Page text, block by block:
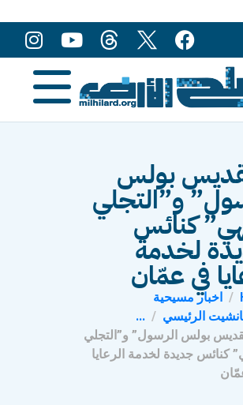
بولس
و”التجلي
كنائس
لخدمة
في عمّان
اخبار مسيحية
الرئيسي
...
بولس الرسول” و”التجلي
كنائس جديدة لخدمة الرعايا